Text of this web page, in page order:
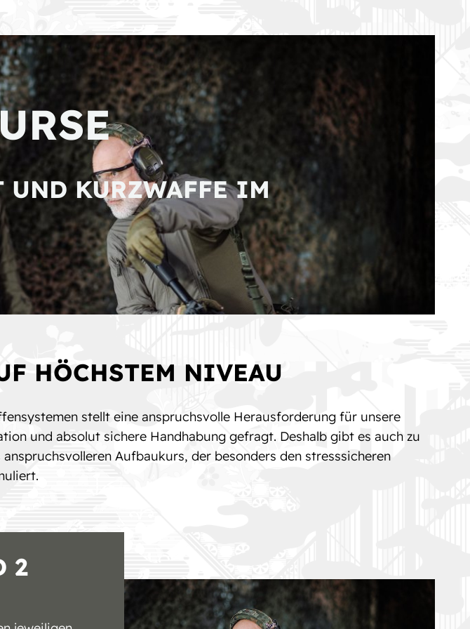
UND KURZWAFFE IM
HÖCHSTEM NIVEAU
stellt eine anspruchsvolle Herausforderung für unsere
und absolut sichere Handhabung gefragt. Deshalb gibt es auch zu
Aufbaukurs, der besonders den stresssicheren
2